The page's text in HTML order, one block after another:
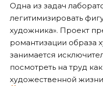
Одна из задач
легитимизировать
художника». Проект
романтизации образа
занимается
посмотреть на труд
художественной